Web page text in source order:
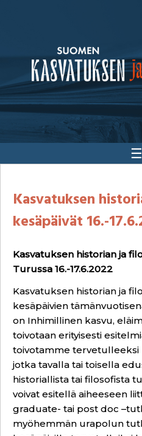
☰
Kasvatuksen
kesäpäivät 16.-
Kasvatuksen historian ja
Turussa 16.-17.6.2022
Kasvatuksen historian ja
kesäpäivien
on Inhimillinen kasvu,
toivotaan erityisesti
toivotamme tervetulleeksi
jotka tavalla tai toisella
historiallista tai filosofista
voivat esitellä aiheeseen
graduate- tai post doc
myöhemmän urapolun